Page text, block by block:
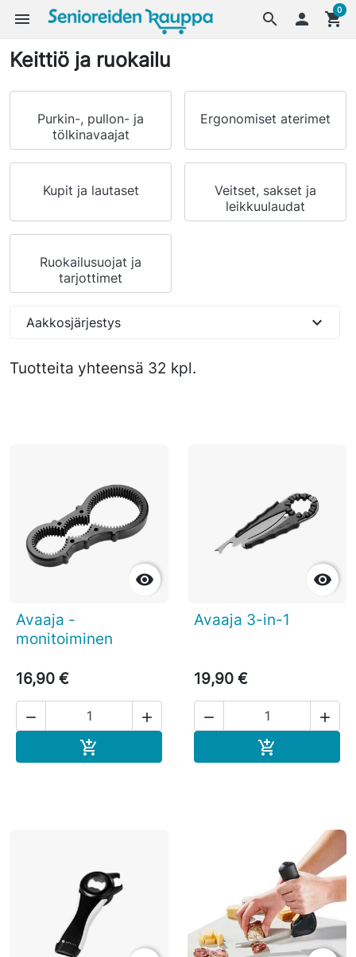
search
menu  shopping_cart
0
Keittiö ja ruokailu
Purkin-, pullon- ja
tölkinavaajat
Ergonomiset aterimet
Kupit ja lautaset
Veitset, sakset ja
leikkuulaudat
Ruokailusuojat ja
tarjottimet
Tuotteita yhteensä 32 kpl.
Aakkosjärjestys expand_more

Avaaja -
monitoiminen
16,90 €
 


Avaaja 3-in-1
19,90 €
 
